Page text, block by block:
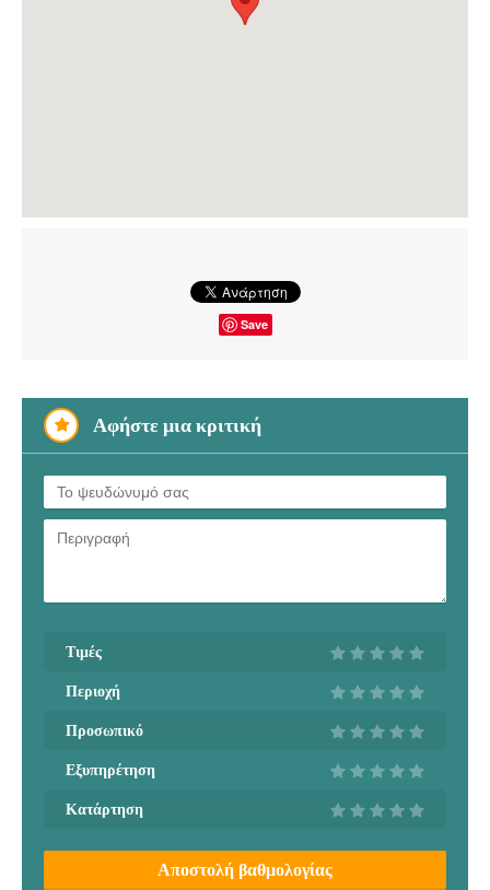
Save
Αφήστε μια κριτική
Τιμές
Περιοχή
Προσωπικό
Εξυπηρέτηση
Κατάρτηση
Αποστολή βαθμολογίας